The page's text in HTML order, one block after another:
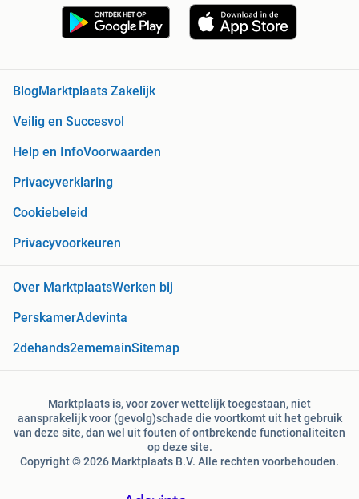
BlogMarktplaats Zakelijk
Veilig en Succesvol
Help en InfoVoorwaarden
Privacyverklaring
Cookiebeleid
Privacyvoorkeuren
Over MarktplaatsWerken bij
PerskamerAdevinta
2dehands2ememainSitemap
Marktplaats is, voor zover wettelijk toegestaan, niet
aansprakelijk voor (gevolg)schade die voortkomt uit het gebruik
van deze site, dan wel uit fouten of ontbrekende functionaliteiten
op deze site.
Copyright © 2026 Marktplaats B.V. Alle rechten voorbehouden.